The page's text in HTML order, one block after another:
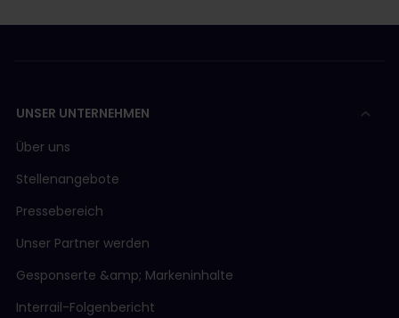
UNSER UNTERNEHMEN
Über uns
Stellenangebote
Pressebereich
Unser Partner werden
Gesponserte &amp; Markeninhalte
Interrail-Folgenbericht